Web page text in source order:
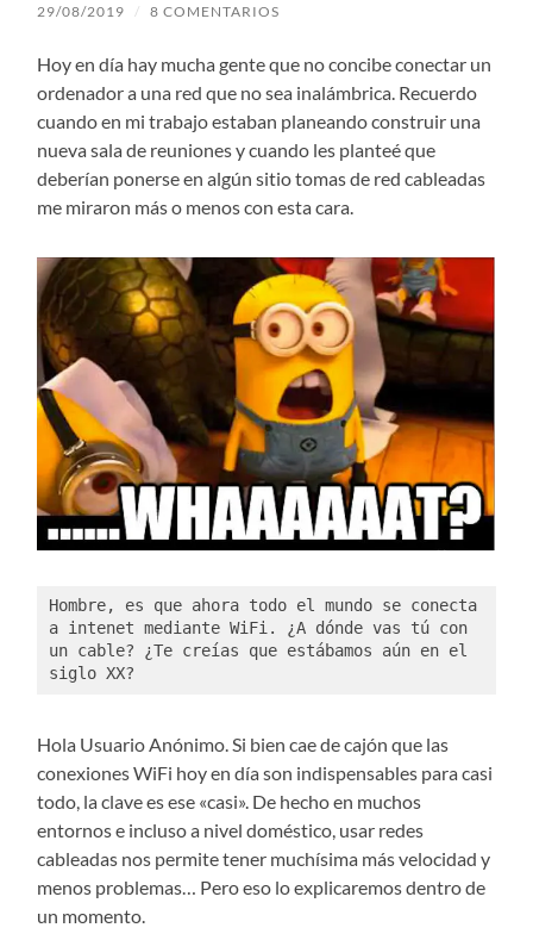
29/08/2019 / 8 COMENTARIOS
Hoy en día hay mucha gente que no concibe conectar un
ordenador a una red que no sea inalámbrica. Recuerdo
cuando en mi trabajo estaban planeando construir una
nueva sala de reuniones y cuando les planteé que
deberían ponerse en algún sitio tomas de red cableadas
me miraron más o menos con esta cara.
Hombre, es que ahora todo el mundo se conecta
a intenet mediante WiFi. ¿A dónde vas tú con
un cable? ¿Te creías que estábamos aún en el
siglo XX?
Hola Usuario Anónimo. Si bien cae de cajón que las
conexiones WiFi hoy en día son indispensables para casi
todo, la clave es ese «casi». De hecho en muchos
entornos e incluso a nivel doméstico, usar redes
cableadas nos permite tener muchísima más velocidad y
menos problemas… Pero eso lo explicaremos dentro de
un momento.